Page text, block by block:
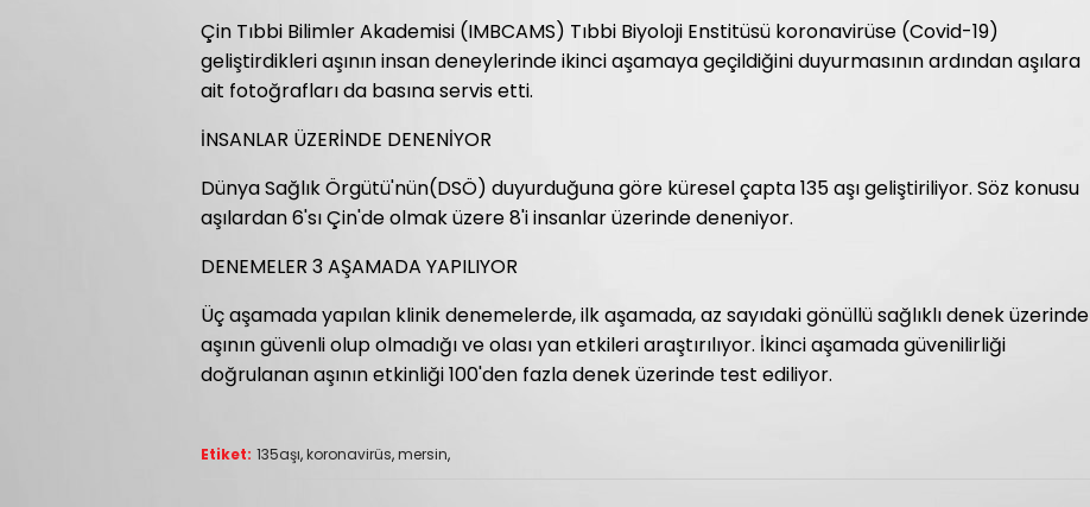
Çin Tıbbi Bilimler Akademisi (IMBCAMS) Tıbbi Biyoloji Enstitüsü koronavirüse (Covid-19)
geliştirdikleri aşının insan deneylerinde ikinci aşamaya geçildiğini duyurmasının ardından aşılara
ait fotoğrafları da basına servis etti.
İNSANLAR ÜZERİNDE DENENİYOR
Dünya Sağlık Örgütü'nün(DSÖ) duyurduğuna göre küresel çapta 135 aşı geliştiriliyor. Söz konusu
aşılardan 6'sı Çin'de olmak üzere 8'i insanlar üzerinde deneniyor.
DENEMELER 3 AŞAMADA YAPILIYOR
Üç aşamada yapılan klinik denemelerde, ilk aşamada, az sayıdaki gönüllü sağlıklı denek üzerinde
aşının güvenli olup olmadığı ve olası yan etkileri araştırılıyor. İkinci aşamada güvenilirliği
doğrulanan aşının etkinliği 100'den fazla denek üzerinde test ediliyor.
Etiket: 135aşı,koronavirüs,mersin,